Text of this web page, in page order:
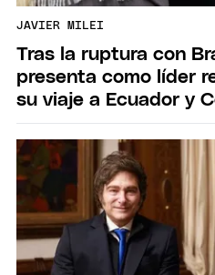
JAVIER MILEI
Tras la ruptura con
presenta como líder
su viaje a Ecuador y